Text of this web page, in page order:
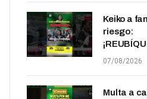
Keiko a
riesgo:
07/08/2026
Multa a